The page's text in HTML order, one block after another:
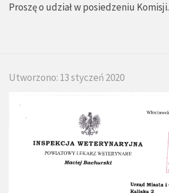
Proszę o udział w posiedzeniu Komisji.
Utworzono: 13 styczeń 2020